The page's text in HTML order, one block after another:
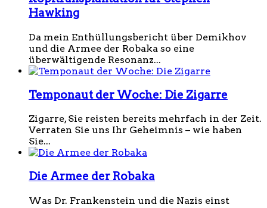
Hawking
Da mein Enthüllungsbericht über Demikhov
und die Armee der Robaka so eine
überwältigende Resonanz...
Temponaut der Woche: Die Zigarre
Zigarre, Sie reisten bereits mehrfach in der Zeit.
Verraten Sie uns Ihr Geheimnis – wie haben
Sie...
Die Armee der Robaka
Was Dr. Frankenstein und die Nazis einst